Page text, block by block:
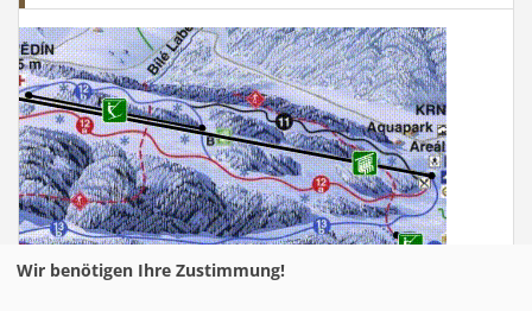
Wir benötigen Ihre Zustimmung!